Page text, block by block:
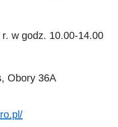
w godz. 10.00-14.00
Obory 36A